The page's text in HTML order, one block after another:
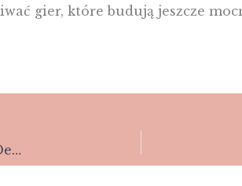
gier, które budują jeszcze
Online Gambling Establishments That Accept Neteller Deposits: A Comprehensive Overview